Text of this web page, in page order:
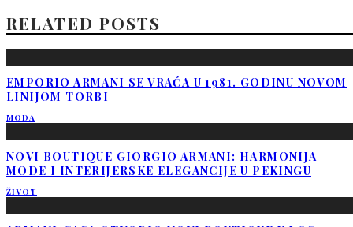
RELATED POSTS
EMPORIO ARMANI SE VRAĆA U 1981. GODINU NOVOM
LINIJOM TORBI
MODA
NOVI BOUTIQUE GIORGIO ARMANI: HARMONIJA
MODE I INTERIJERSKE ELEGANCIJE U PEKINGU
ŽIVOT